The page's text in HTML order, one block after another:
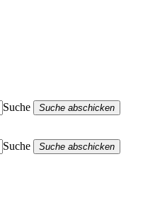
Suche
Suche abschicken
Suche
Suche abschicken